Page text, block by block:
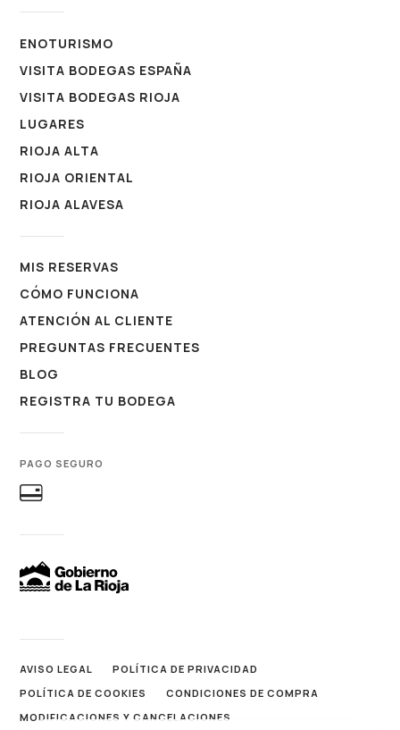
ENOTURISMO
VISITA BODEGAS ESPAÑA
VISITA BODEGAS RIOJA
LUGARES
RIOJA ALTA
RIOJA ORIENTAL
RIOJA ALAVESA
MIS RESERVAS
CÓMO FUNCIONA
ATENCIÓN AL CLIENTE
PREGUNTAS FRECUENTES
BLOG
REGISTRA TU BODEGA
PAGO SEGURO
AVISO LEGAL
POLÍTICA DE PRIVACIDAD
POLÍTICA DE COOKIES
CONDICIONES DE COMPRA
MODIFICACIONES Y CANCELACIONES